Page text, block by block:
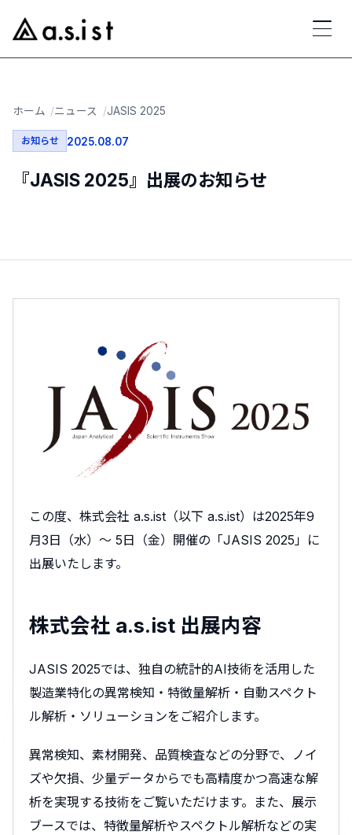
ホーム ニュース JASIS 2025
お知らせ 2025.08.07
『JASIS 2025』出展のお知らせ
この度、株式会社 a.s.ist（以下 a.s.ist）は2025年9
月3日（水）～ 5日（金）開催の「JASIS 2025」に
出展いたします。
株式会社 a.s.ist 出展内容
JASIS 2025では、独自の統計的AI技術を活用した
製造業特化の異常検知・特徴量解析・自動スペクト
ル解析・ソリューションをご紹介します。
異常検知、素材開発、品質検査などの分野で、ノイ
ズや欠損、少量データからでも高精度かつ高速な解
析を実現する技術をご覧いただけます。また、展示
ブースでは、特徴量解析やスペクトル解析などの実